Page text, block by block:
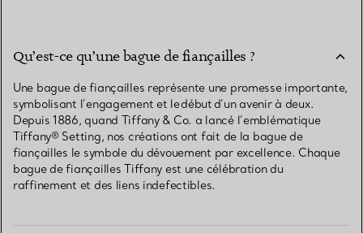
Qu’est-ce qu’une bague de fiançailles ?
Une bague de fiançailles représente une promesse importante,
symbolisant l’engagement et le début d’un avenir à deux.
Depuis 1886, quand Tiffany & Co. a lancé l’emblématique
Tiffany® Setting, nos créations ont fait de la bague de
fiançailles le symbole du dévouement par excellence. Chaque
bague de fiançailles Tiffany est une célébration du
raffinement et des liens indefectibles.